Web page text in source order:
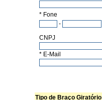
* Fone
-
CNPJ
* E-Mail
Tipo de Braço Giratório